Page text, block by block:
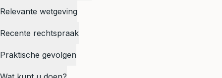
Relevante wetgeving
Recente rechtspraak
Praktische gevolgen